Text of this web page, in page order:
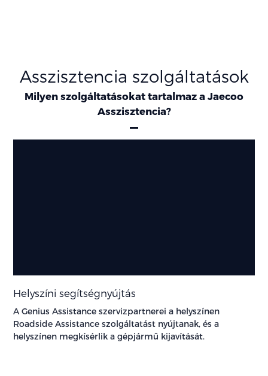
Asszisztencia szolgáltatások
Milyen szolgáltatásokat tartalmaz a Jaecoo
Asszisztencia?
Helyszíni segítségnyújtás
A Genius Assistance szervizpartnerei a helyszínen
Roadside Assistance szolgáltatást nyújtanak, és a
helyszínen megkísérlik a gépjármű kijavítását.